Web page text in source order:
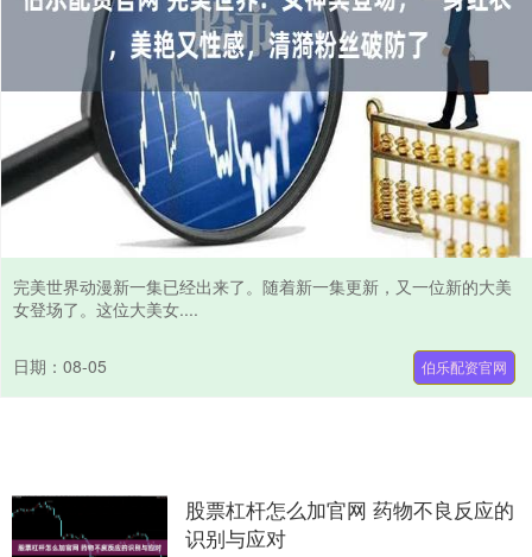
完美世界动漫新一集已经出来了。随着新一集更新，又一位新的大美
女登场了。这位大美女....
日期：08-05 伯乐配资官网
股票杠杆怎么加官网 药物不良反应的
识别与应对